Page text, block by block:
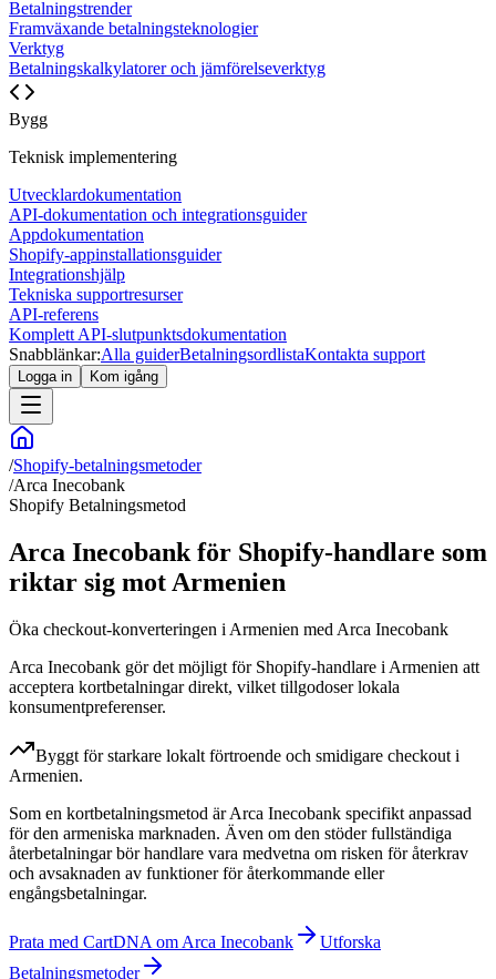
Betalningstrender
Framväxande betalningsteknologier
Verktyg
Betalningskalkylatorer och jämförelseverktyg
Bygg
Teknisk implementering
Utvecklardokumentation
API-dokumentation och integrationsguider
Appdokumentation
Shopify-appinstallationsguider
Integrationshjälp
Tekniska supportresurser
API-referens
Komplett API-slutpunktsdokumentation
Snabblänkar:Alla guiderBetalningsordlistaKontakta support
Logga in Kom igång
/Shopify-betalningsmetoder
/Arca Inecobank
Shopify Betalningsmetod
Arca Inecobank för Shopify-handlare som
riktar sig mot Armenien
Öka checkout-konverteringen i Armenien med Arca Inecobank
Arca Inecobank gör det möjligt för Shopify-handlare i Armenien att
acceptera kortbetalningar direkt, vilket tillgodoser lokala
konsumentpreferenser.
Byggt för starkare lokalt förtroende och smidigare checkout i
Armenien.
Som en kortbetalningsmetod är Arca Inecobank specifikt anpassad
för den armeniska marknaden. Även om den stöder fullständiga
återbetalningar bör handlare vara medvetna om risken för återkrav
och avsaknaden av funktioner för återkommande eller
engångsbetalningar.
Prata med CartDNA om Arca Inecobank
Utforska
Betalningsmetoder